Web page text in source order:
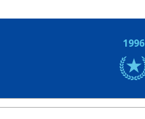
1996